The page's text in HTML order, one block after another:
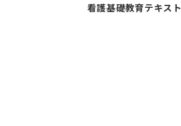
看護基礎教育テキスト